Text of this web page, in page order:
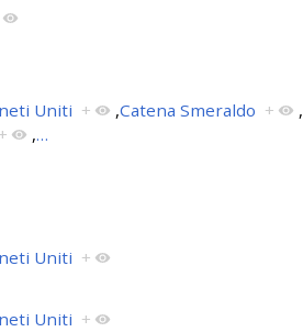
Uniti + ,Catena Smeraldo +
,
+ ,…
Uniti +
Uniti +